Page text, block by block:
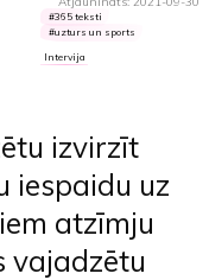
365 teksti
uzturs un sports
Intervija
izvirzīt
iespaidu uz
atzīmju
vajadzētu